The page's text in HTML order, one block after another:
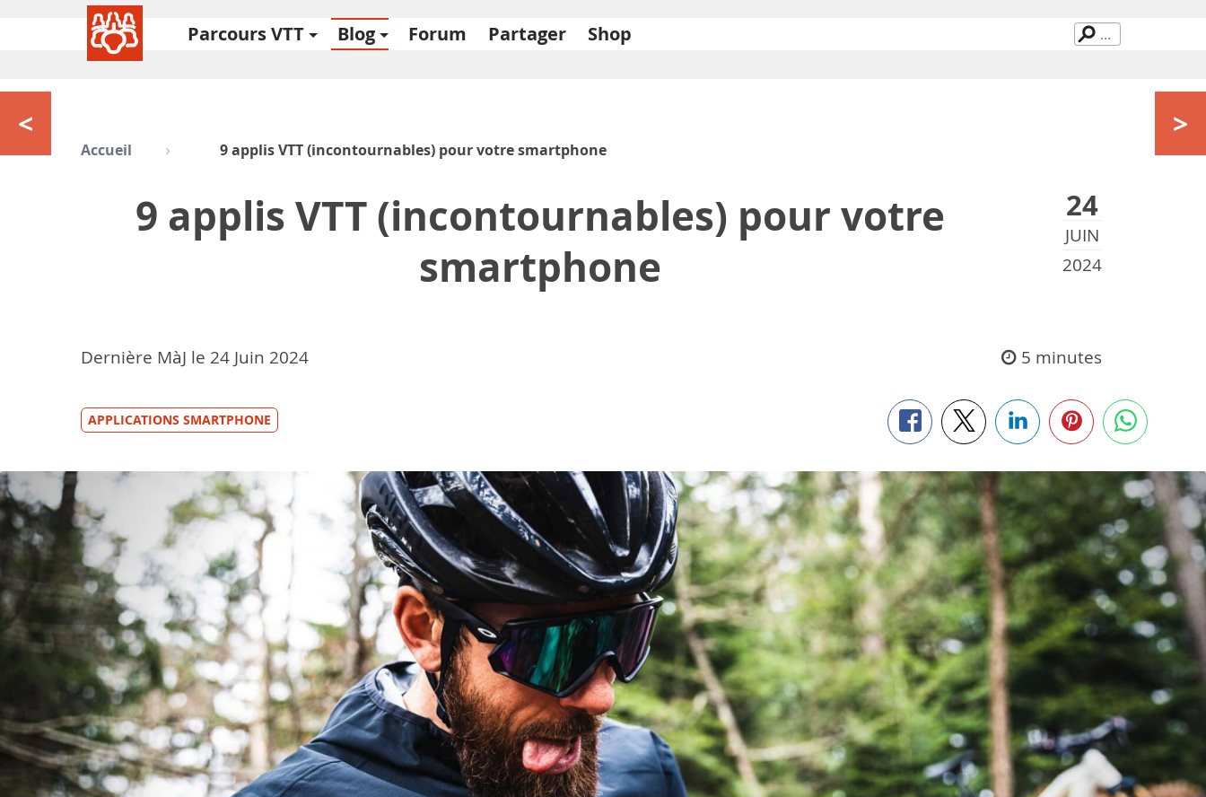
Parcours VTT Blog Forum Partager Shop
Accueil 9 applis VTT (incontournables) pour votre smartphone
24
JUIN
2024
9 applis VTT (incontournables) pour votre
smartphone
5 minutes
Dernière MàJ le 24 Juin 2024
APPLICATIONS SMARTPHONE
>
<